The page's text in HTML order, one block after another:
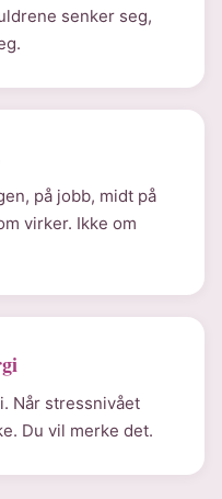
senker seg,
på jobb, midt på
virker. Ikke om
Når stressnivået
Du vil merke det.